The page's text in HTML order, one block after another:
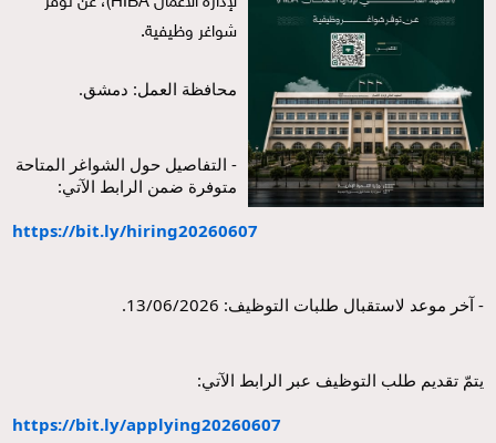
شواغر وظيفية.
محافظة العمل: دمشق.
متوفرة ضمن الرابط الآتي:
https://bit.ly/hiring20260607
- آخر موعد لاستقبال طلبات التوظيف: 13/06/2026.
يتمّ تقديم طلب التوظيف عبر الرابط الآتي:
https://bit.ly/applying20260607